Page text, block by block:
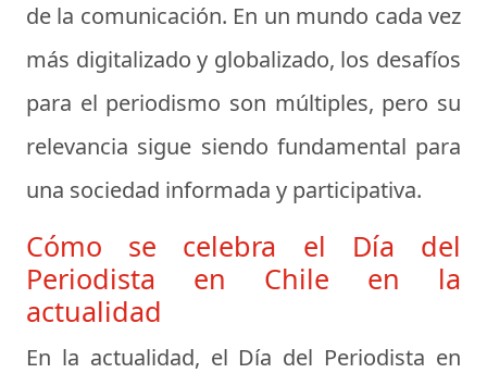
de la comunicación. En un mundo cada vez
más digitalizado y globalizado, los desafíos
para el periodismo son múltiples, pero su
relevancia sigue siendo fundamental para
una sociedad informada y participativa.
Cómo se celebra el Día del
Periodista en Chile en la
actualidad
En la actualidad, el Día del Periodista en